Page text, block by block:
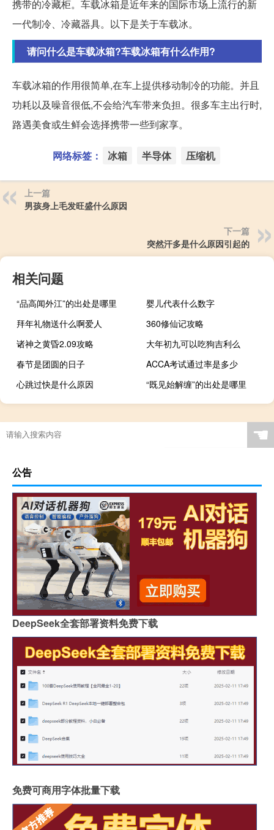
携带的冷藏柜。车载冰箱是近年来的国际市场上流行的新
一代制冷、冷藏器具。以下是关于车载冰。
请问什么是车载冰箱?车载冰箱有什么作用?
车载冰箱的作用很简单,在车上提供移动制冷的功能。并且
功耗以及噪音很低,不会给汽车带来负担。很多车主出行时,
路遇美食或生鲜会选择携带一些到家享。
网络标签： 冰箱 半导体 压缩机
上一篇
男孩身上毛发旺盛什么原因
下一篇
突然汗多是什么原因引起的
相关问题
“品高闻外江”的出处是哪里
婴儿代表什么数字
拜年礼物送什么啊爱人
360修仙记攻略
诸神之黄昏2.09攻略
大年初九可以吃狗吉利么
春节是团圆的日子
ACCA考试通过率是多少
心跳过快是什么原因
“既见始解缠”的出处是哪里
☚
公告
DeepSeek全套部署资料免费下载
免费可商用字体批量下载